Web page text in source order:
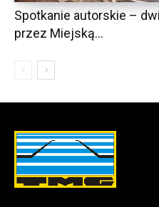
Spotkanie autorskie –
przez Miejską...